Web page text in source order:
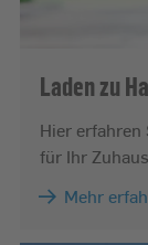
Laden zu
Hier erfahren
für Ihr
Mehr